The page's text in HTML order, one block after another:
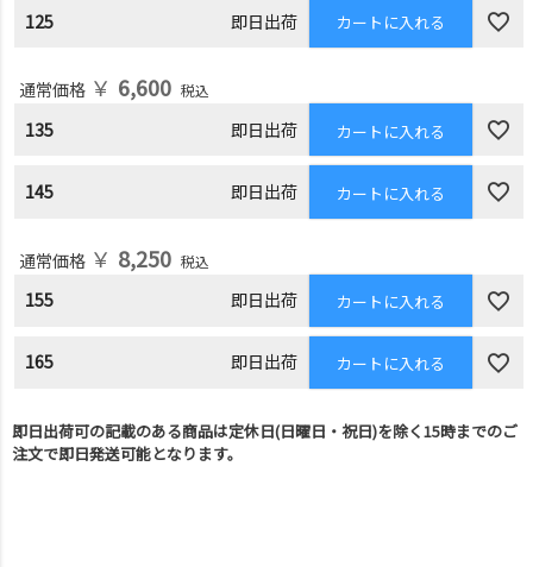
125 即日出荷 カートに入れる
通常価格 ￥ 6,600 税込
135 即日出荷 カートに入れる
145 即日出荷 カートに入れる
通常価格 ￥ 8,250 税込
155 即日出荷 カートに入れる
165 即日出荷 カートに入れる
即日出荷可の記載のある商品は定休日(日曜日・祝日)を除く15時までのご
注文で即日発送可能となります。